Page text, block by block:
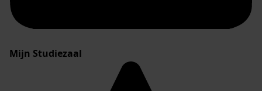
Mijn Studiezaal